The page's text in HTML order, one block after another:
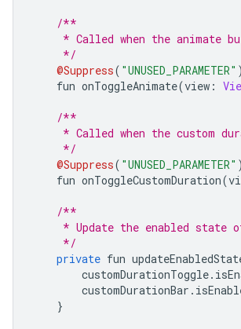
/**
* Called when the animate
*/
@Suppress( "UNUSED_PARAMETER" )
fun onToggleAnimate(view :
/**
* Called when the custom
*/
@Suppress( "UNUSED_PARAMETER" )
fun onToggleCustomDuration(
/**
* Update the enabled state
*/
private fun
customDurationToggle.
customDurationBar .
}